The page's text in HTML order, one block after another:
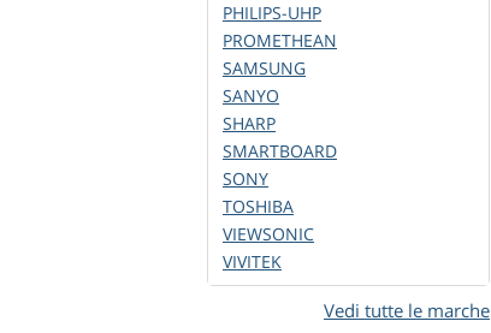
PHILIPS-UHP
PROMETHEAN
SAMSUNG
SANYO
SHARP
SMARTBOARD
SONY
TOSHIBA
VIEWSONIC
VIVITEK
Vedi tutte le marche